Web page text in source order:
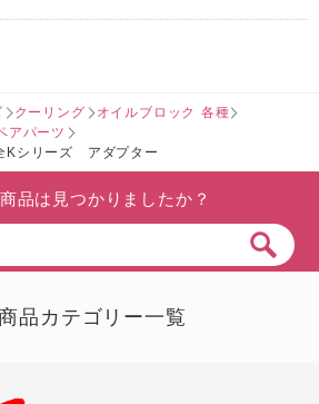
クーリング
オイルブロック 各種
アパーツ
シリーズ アダプター
品は見つかりましたか？
品カテゴリー一覧